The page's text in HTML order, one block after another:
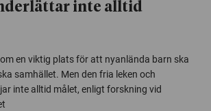
inte alltid
en viktig plats för att nyanlända barn ska
samhället. Men den fria leken och
inte alltid målet, enligt forskning vid